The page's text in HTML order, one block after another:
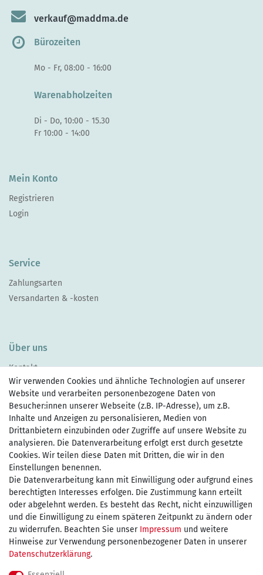
verkauf@maddma.de
Bürozeiten
Mo - Fr, 08:00 - 16:00
Warenabholzeiten
Di - Do, 10:00 - 15.30
Fr 10:00 - 14:00
Mein Konto
Registrieren
Login
Service
Zahlungsarten
Versandarten & -kosten
Über uns
Kontakt
Zahlen Sie bequem per
Wir versenden mit
kostenfreie Lieferung
innerhalb Deutschland ab 75€
Wir verwenden Cookies und ähnliche Technologien auf unserer
Website und verarbeiten personenbezogene Daten von
Besucher:innen unserer Webseite (z.B. IP-Adresse), um z.B.
Inhalte und Anzeigen zu personalisieren, Medien von
Drittanbietern einzubinden oder Zugriffe auf unsere Website zu
analysieren. Die Datenverarbeitung erfolgt erst durch gesetzte
Cookies. Wir teilen diese Daten mit Dritten, die wir in den
Einstellungen benennen.
Die Datenverarbeitung kann mit Einwilligung oder aufgrund eines
berechtigten Interesses erfolgen. Die Zustimmung kann erteilt
oder abgelehnt werden. Es besteht das Recht, nicht einzuwilligen
und die Einwilligung zu einem späteren Zeitpunkt zu ändern oder
zu widerrufen. Beachten Sie unser Impressum und weitere
Hinweise zur Verwendung personenbezogener Daten in unserer
Daten­schutz­erklärung.